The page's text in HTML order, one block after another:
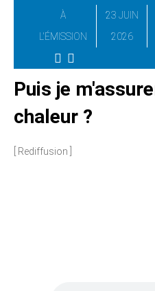
À
L'ÉMISSION
23 JUIN
2026
Puis je
chaleur ?
[ Rediffusion ]